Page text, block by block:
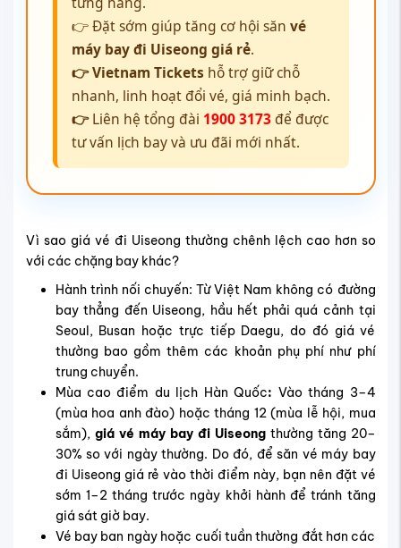
👉 Đặt sớm giúp tăng cơ hội săn vé
máy bay đi Uiseong giá rẻ.
👉 Vietnam Tickets hỗ trợ giữ chỗ
nhanh, linh hoạt đổi vé, giá minh bạch.
👉Liên hệ tổng đài 1900 3173để được
tư vấn lịch bay và ưu đãi mới nhất.
Vì sao giá vé đi Uiseong thường chênh lệch cao hơn so
với các chặng bay khác?
Hành trình nối chuyến: Từ Việt Nam không có đường
bay thẳng đến Uiseong, hầu hết phải quá cảnh tại
Seoul, Busan hoặc trực tiếp Daegu, do đó giá vé
thường bao gồm thêm các khoản phụ phí như phí
trung chuyển.
Mùa cao điểm du lịch Hàn Quốc: Vào tháng 3–4
(mùa hoa anh đào) hoặc tháng 12 (mùa lễ hội, mua
sắm), giá vé máy bay đi Uiseongthường tăng 20–
30% so với ngày thường. Do đó, để săn vé máy bay
đi Uiseong giá rẻ vào thời điểm này, bạn nên đặt vé
sớm 1–2 tháng trước ngày khởi hành để tránh tăng
giá sát giờ bay.
Vé bay ban ngày hoặc cuối tuần thường đắt hơn các